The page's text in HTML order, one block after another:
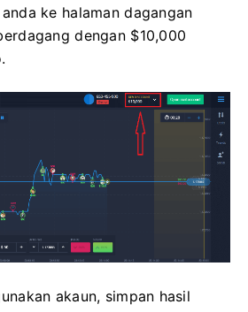
ke halaman dagangan
dengan $10,000
akaun, simpan hasil